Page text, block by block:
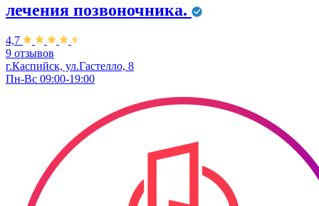
лечения позвоночника.
4,7
9 отзывов
г.Каспийск, ул.Гастелло, 8
Пн-Вс 09:00-19:00